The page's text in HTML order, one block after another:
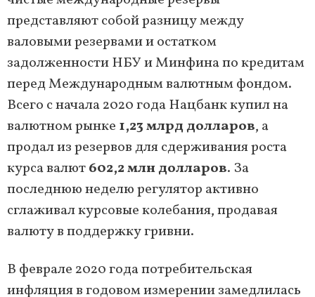
представляют собой разницу между
валовыми резервами и остатком
задолженности НБУ и Минфина по кредитам
перед Международным валютным фондом.
Всего с начала 2020 года Нацбанк купил на
валютном рынке 1,23 млрд долларов, а
продал из резервов для сдерживания роста
курса валют602,2 млн долларов. За
последнюю неделю регулятор активно
сглаживал курсовые колебания, продавая
валюту в поддержку гривни.
В феврале 2020 года потребительская
инфляция в годовом измерении замедлилась